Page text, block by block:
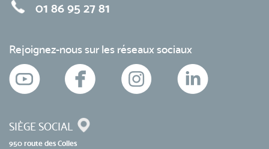
01 86 95 27 81
Rejoignez-nous sur les réseaux sociaux
SIÈGE SOCIAL
950 route des Colles